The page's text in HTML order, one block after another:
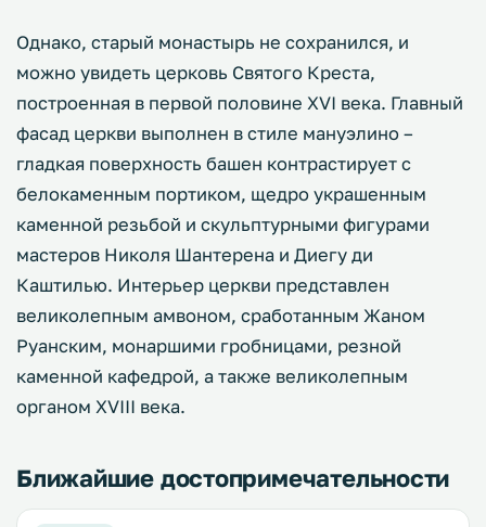
Однако, старый монастырь не сохранился, и
можно увидеть церковь Святого Креста,
построенная в первой половине XVI века. Главный
фасад церкви выполнен в стиле мануэлино –
гладкая поверхность башен контрастирует с
белокаменным портиком, щедро украшенным
каменной резьбой и скульптурными фигурами
мастеров Николя Шантерена и Диегу ди
Каштилью. Интерьер церкви представлен
великолепным амвоном, сработанным Жаном
Руанским, монаршими гробницами, резной
каменной кафедрой, а также великолепным
органом XVIII века.
Ближайшие достопримечательности